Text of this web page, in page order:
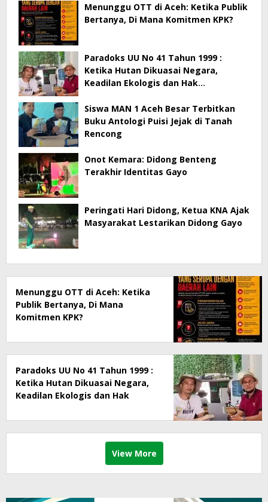
Menunggu OTT di Aceh: Ketika Publik
Bertanya, Di Mana Komitmen KPK?
Paradoks UU No 41 Tahun 1999 :
Ketika Hutan Dikuasai Negara,
Keadilan Ekologis dan Hak
Siswa MAN 1 Aceh Besar Terbitkan
Buku Antologi Puisi Jejak di Tanah
Rencong
Onot Kemara: Didong Benteng
Terakhir Identitas Gayo
Peringati Hari Didong, Ketua KNA Ajak
Masyarakat Lestarikan Didong Gayo
Menunggu OTT di Aceh: Ketika
Publik Bertanya, Di Mana
Komitmen KPK?
Paradoks UU No 41 Tahun 1999 :
Ketika Hutan Dikuasai Negara,
Keadilan Ekologis dan Hak
View More